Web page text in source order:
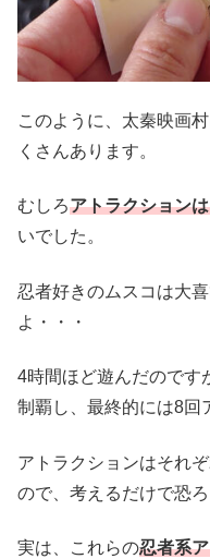
このように、太秦映画
くさんあります。
むしろアトラクション
いでした。
忍者好きのムスコは大
よ・・・
4時間ほど遊んだのです
制覇し、最終的には8回
アトラクションはそれ
ので、考えるだけで恐
実は、これらの忍者系